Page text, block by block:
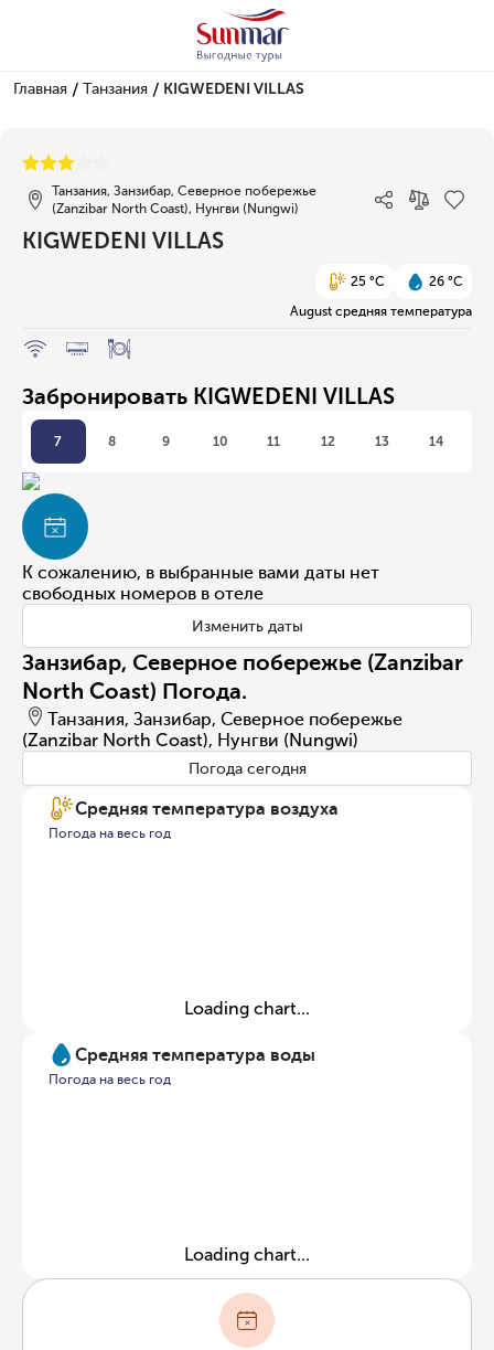
Главная / Танзания / KIGWEDENI VILLAS
Танзания, Занзибар, Северное побережье
(Zanzibar North Coast), Нунгви (Nungwi)
KIGWEDENI VILLAS
25 °C
26 °C
August средняя температура
Забронировать KIGWEDENI VILLAS
7 8 9 10 11 12 13 14
К сожалению, в выбранные вами даты нет
свободных номеров в отеле
Изменить даты
Занзибар, Северное побережье (Zanzibar
North Coast) Погода.
Танзания, Занзибар, Северное побережье
(Zanzibar North Coast), Нунгви (Nungwi)
Погода сегодня
Средняя температура воздуха
Погода на весь год
Loading chart...
Средняя температура воды
Погода на весь год
Loading chart...